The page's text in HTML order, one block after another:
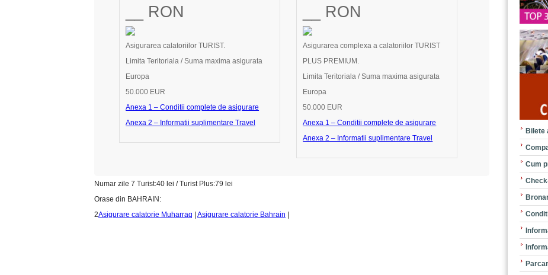
__ RON
Asigurarea calatoriilor TURIST.
Limita Teritoriala / Suma maxima asigurata
Europa
50.000 EUR
Anexa 1 – Conditii complete de asigurare
Anexa 2 – Informatii suplimentare Travel
__ RON
Asigurarea complexa a calatoriilor TURIST
PLUS PREMIUM.
Limita Teritoriala / Suma maxima asigurata
Europa
50.000 EUR
Anexa 1 – Conditii complete de asigurare
Anexa 2 – Informatii suplimentare Travel
Numar zile 7 Turist:40 lei / Turist Plus:79 lei
Orase din BAHRAIN:
2Asigurare calatorie Muharraq Asigurare calatorie Bahrain
Bilete
Cum